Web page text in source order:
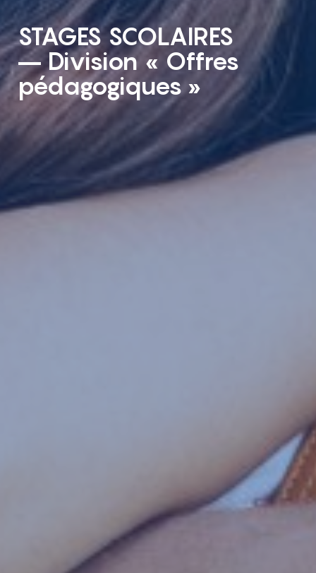
STAGES SCOLAIRES
– Division « Offres
pédagogiques »